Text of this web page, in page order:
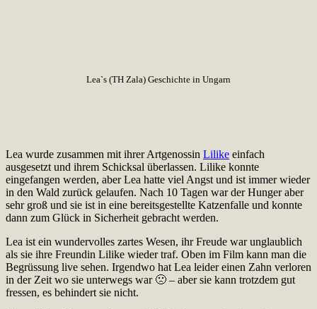
Lea`s (TH Zala) Geschichte in Ungarn
Lea wurde zusammen mit ihrer Artgenossin Lilike einfach
ausgesetzt und ihrem Schicksal überlassen. Lilike konnte
eingefangen werden, aber Lea hatte viel Angst und ist immer wieder
in den Wald zurück gelaufen. Nach 10 Tagen war der Hunger aber
sehr groß und sie ist in eine bereitsgestellte Katzenfalle und konnte
dann zum Glück in Sicherheit gebracht werden.
Lea ist ein wundervolles zartes Wesen, ihr Freude war unglaublich
als sie ihre Freundin Lilike wieder traf. Oben im Film kann man die
Begrüssung live sehen. Irgendwo hat Lea leider einen Zahn verloren
in der Zeit wo sie unterwegs war 🙁 – aber sie kann trotzdem gut
fressen, es behindert sie nicht.